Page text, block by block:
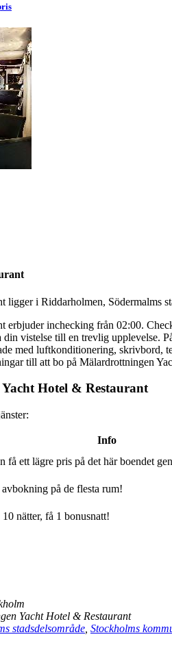
ligger i Riddarholmen, Södermalms
erbjuder inchecking från 02:00.
vistelse till en trevlig upplevelse.
med luftkonditionering,
till att bo på Mälardrottningen
Hotel & Restaurant
Info
få ett lägre pris på det här boendet
på de flesta rum!
10 nätter, få 1 bonusnatt!
Yacht Hotel & Restaurant
stadsdelsområde Stockholms